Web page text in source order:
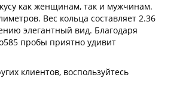
как женщинам, так и мужчинам.
Вес кольца составляет 2.36
элегантный вид. Благодаря
пробы приятно удивит
клиентов, воспользуйтесь